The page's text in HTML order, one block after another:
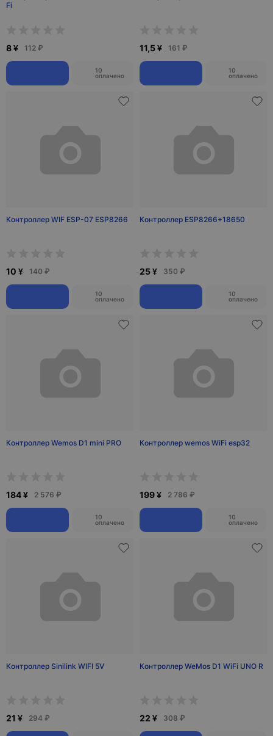
Fi
8 ¥ 112 ₽
10
оплачено
11,5 ¥ 161 ₽
10
оплачено
Контроллер WIF ESP-07 ESP8266
10 ¥ 140 ₽
10
оплачено
Контроллер ESP8266+18650
25 ¥ 350 ₽
10
оплачено
Контроллер Wemos D1 mini PRO
184 ¥ 2 576 ₽
10
оплачено
Контроллер wemos WiFi esp32
199 ¥ 2 786 ₽
10
оплачено
Контроллер Sinilink WIFI 5V
21 ¥ 294 ₽
Контроллер WeMos D1 WiFi UNO R
22 ¥ 308 ₽